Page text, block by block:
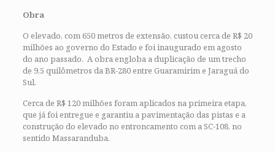
Obra
O elevado, com 650 metros de extensão, custou cerca de R$ 20
milhões ao governo do Estado e foi inaugurado em agosto
do ano passado. A obra engloba a duplicação de um trecho
de 9,5 quilômetros da BR-280 entre Guaramirim e Jaraguá do
Sul.
Cerca de R$ 120 milhões foram aplicados na primeira etapa,
que já foi entregue e garantiu a pavimentação das pistas e a
construção do elevado no entroncamento com a SC-108, no
sentido Massaranduba.